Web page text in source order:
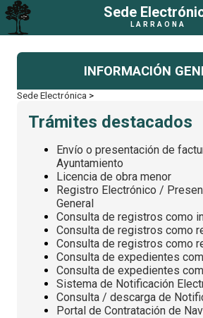
Sede
LARRAONA
INFORMACIÓN
Sede Electrónica >
Trámites destacados
Envío o presentación de
Ayuntamiento
Licencia de obra menor
Registro Electrónico /
General
Consulta de registros como
Consulta de registros como
Consulta de registros como
Consulta de expedientes
Consulta de expedientes
Sistema de Notificación
Consulta / descarga de
Portal de Contratación de